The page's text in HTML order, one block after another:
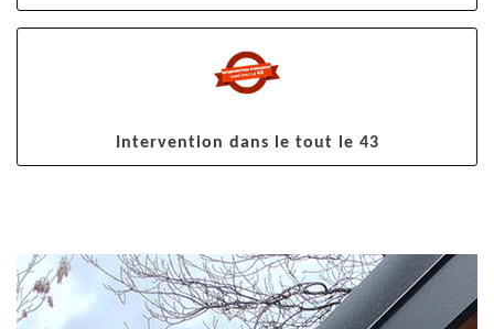
Intervention dans le tout le 43